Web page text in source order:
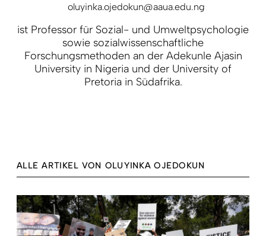
oluyinka.ojedokun@aaua.edu.ng
ist Professor für Sozial- und Umweltpsychologie
sowie sozialwissenschaftliche
Forschungsmethoden an der Adekunle Ajasin
University in Nigeria und der University of
Pretoria in Südafrika.
ALLE ARTIKEL VON OLUYINKA OJEDOKUN